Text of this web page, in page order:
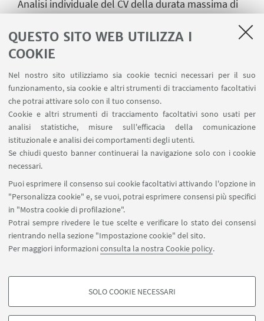
QUESTO SITO WEB UTILIZZA I
COOKIE
Nel nostro sito utilizziamo sia cookie tecnici necessari per il suo
funzionamento, sia cookie e altri strumenti di tracciamento facoltativi
che potrai attivare solo con il tuo consenso.
Cookie e altri strumenti di tracciamento facoltativi sono usati per
analisi statistiche, misure sull'efficacia della comunicazione
istituzionale e analisi dei comportamenti degli utenti.
Se chiudi questo banner continuerai la navigazione solo con i cookie
necessari.
Puoi esprimere il consenso sui cookie facoltativi attivando l'opzione in
"Personalizza cookie" e, se vuoi, potrai esprimere consensi più specifici
in "Mostra cookie di profilazione".
Potrai sempre rivedere le tue scelte e verificare lo stato dei consensi
rientrando nella sezione "Impostazione cookie" del sito.
Per maggiori informazioniconsulta la nostra Cookie policy.
COOKIE DI PROFILAZIONE - FACOLTATIVI
SOLO COOKIE NECESSARI
Analisi individuale del CV della durata massima di
tramiteStudenti Online.
A iscrizioni concluse sarà inviata a tutti i
partecipanti una mail con le istruzioni per
accedere.
E' consigliato inviare l'ultima versione del CV da
revisionare qualche giorno prima
dell'appuntamento.
Per info scrivere a
campuscesena.placement@unibo.it
Contatti